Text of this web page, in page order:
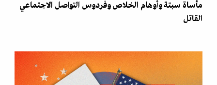
مأساة سبتة وأوهام الخلاص وفردوس التواصل الاجتماعي
القاتل